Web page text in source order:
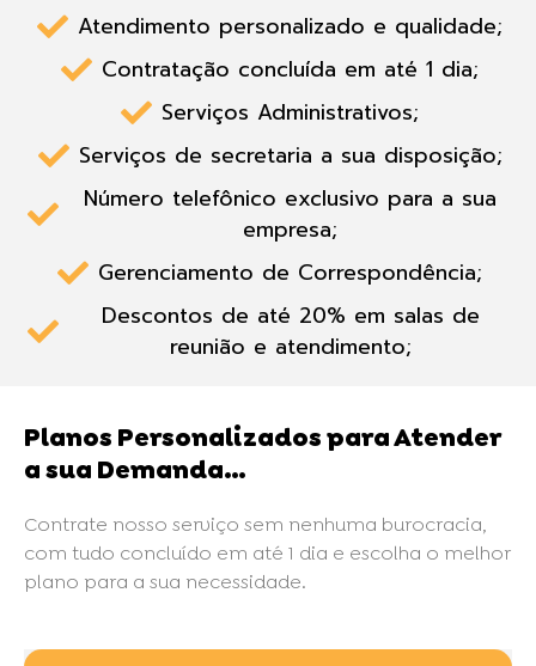
Atendimento personalizado e qualidade;
Contratação concluída em até 1 dia;
Serviços Administrativos;
Serviços de secretaria a sua disposição;
Número telefônico exclusivo para a sua
empresa;
Gerenciamento de Correspondência;
Descontos de até 20% em salas de
reunião e atendimento;
Planos Personalizados para Atender
a sua Demanda…
Contrate nosso serviço sem nenhuma burocracia,
com tudo concluído em até 1 dia e escolha o melhor
plano para a sua necessidade.